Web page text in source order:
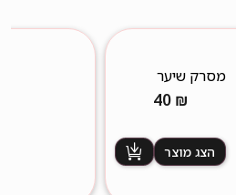
מסרק שיער
מקצועי 40 ₪
הצג מוצר